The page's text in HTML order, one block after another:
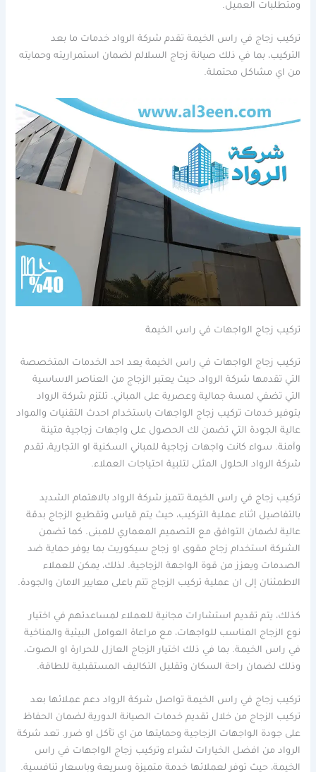
ومتطلبات العميل.
تركيب زجاج في راس الخيمة تقدم شركة الرواد خدمات ما بعد
التركيب، بما في ذلك صيانة زجاج السلالم لضمان استمراريته وحمايته
من اي مشاكل محتملة.
تركيب زجاج الواجهات في راس الخيمة
تركيب زجاج الواجهات في راس الخيمة يعد احد الخدمات المتخصصة
التي تقدمها شركة الرواد، حيث يعتبر الزجاج من العناصر الاساسية
التي تضفي لمسة جمالية وعصرية على المباني. تلتزم شركة الرواد
بتوفير خدمات تركيب زجاج الواجهات باستخدام احدث التقنيات والمواد
عالية الجودة التي تضمن لك الحصول على واجهات زجاجية متينة
وآمنة. سواء كانت واجهات زجاجية للمباني السكنية او التجارية، تقدم
شركة الرواد الحلول المثلى لتلبية احتياجات العملاء.
تركيب زجاج في راس الخيمة تتميز شركة الرواد بالاهتمام الشديد
بالتفاصيل اثناء عملية التركيب، حيث يتم قياس وتقطيع الزجاج بدقة
عالية لضمان التوافق مع التصميم المعماري للمبنى. كما تضمن
الشركة استخدام زجاج مقوى او زجاج سيكوريت بما يوفر حماية ضد
الصدمات ويعزز من قوة الواجهة الزجاجية. لذلك، يمكن للعملاء
الاطمئنان إلى ان عملية تركيب الزجاج تتم باعلى معايير الامان والجودة.
كذلك، يتم تقديم استشارات مجانية للعملاء لمساعدتهم في اختيار
نوع الزجاج المناسب للواجهات، مع مراعاة العوامل البيئية والمناخية
في راس الخيمة. بما في ذلك اختيار الزجاج العازل للحرارة او الصوت،
وذلك لضمان راحة السكان وتقليل التكاليف المستقبلية للطاقة.
تركيب زجاج في راس الخيمة تواصل شركة الرواد دعم عملائها بعد
تركيب الزجاج من خلال تقديم خدمات الصيانة الدورية لضمان الحفاظ
على جودة الواجهات الزجاجية وحمايتها من اي تآكل او ضرر. تعد شركة
الرواد من افضل الخيارات لشراء وتركيب زجاج الواجهات في راس
الخيمة، حيث توفر لعملائها خدمة متميزة وسريعة وباسعار تنافسية.